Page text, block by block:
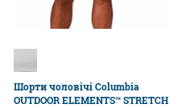
Шорти чоловічі Columbia
OUTDOOR ELEMENTS™ STRETCH